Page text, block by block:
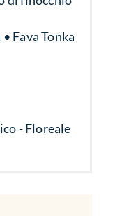
Fava Tonka
- Floreale